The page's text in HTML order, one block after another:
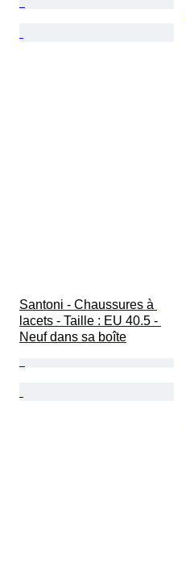
Santoni - Chaussures à
lacets - Taille : EU 40.5 -
Neuf dans sa boîte